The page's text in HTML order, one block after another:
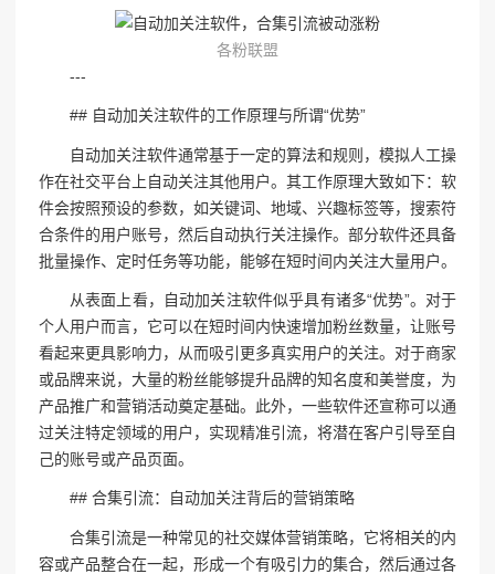
各粉联盟
---
## 自动加关注软件的工作原理与所谓“优势”
自动加关注软件通常基于一定的算法和规则，模拟人工操
作在社交平台上自动关注其他用户。其工作原理大致如下：软
件会按照预设的参数，如关键词、地域、兴趣标签等，搜索符
合条件的用户账号，然后自动执行关注操作。部分软件还具备
批量操作、定时任务等功能，能够在短时间内关注大量用户。
从表面上看，自动加关注软件似乎具有诸多“优势”。对于
个人用户而言，它可以在短时间内快速增加粉丝数量，让账号
看起来更具影响力，从而吸引更多真实用户的关注。对于商家
或品牌来说，大量的粉丝能够提升品牌的知名度和美誉度，为
产品推广和营销活动奠定基础。此外，一些软件还宣称可以通
过关注特定领域的用户，实现精准引流，将潜在客户引导至自
己的账号或产品页面。
## 合集引流：自动加关注背后的营销策略
合集引流是一种常见的社交媒体营销策略，它将相关的内
容或产品整合在一起，形成一个有吸引力的集合，然后通过各